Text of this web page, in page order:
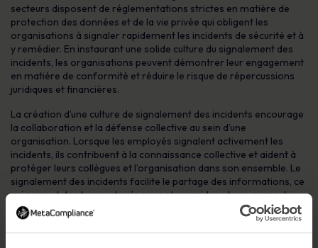
secteurs disposent de réglementations strictes en matière de
protection des données et de la vie privée qui obligent les
organisations à signaler rapidement les incidents de sécurité et à
y remédier. En instaurant une solide culture du signalement des
incidents, les organisations peuvent démontrer leur engagement
en matière de conformité et réduire le risque de répercussions
juridiques et financières.
La création d’une culture de signalement des incidents encourage
la collaboration et la défense collective au sein d’une
organisation. Lorsque les employés signalent activement les
incidents, ils contribuent à la connaissance collective et aident à
protéger leurs collègues et l’organisation dans son ensemble. Le
signalement des incidents facilite le partage des informations, ce
qui permet des temps de réponse plus rapides et une approche
plus coordonnée de la cybersécurité. Il favorise un sentiment de
responsabilité partagée dans la protection des actifs numériques
de l’organisation.